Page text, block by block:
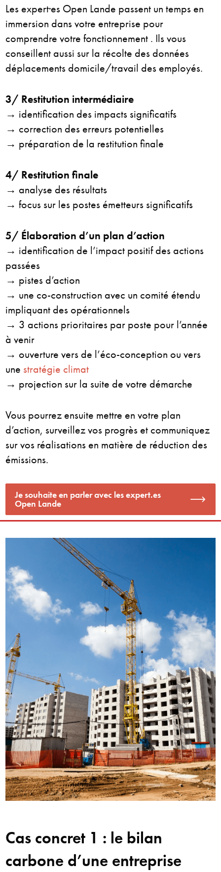
Les expert·es Open Lande passent un temps en
immersion dans votre entreprise pour
comprendre votre fonctionnement . Ils vous
conseillent aussi sur la récolte des données
déplacements domicile/travail des employés.
3/ Restitution intermédiaire
→ identification des impacts significatifs
→ correction des erreurs potentielles
→ préparation de la restitution finale
4/ Restitution finale
→ analyse des résultats
→ focus sur les postes émetteurs significatifs
5/ Élaboration d’un plan d’action
→ identification de l’impact positif des actions
passées
→ pistes d’action
→ une co-construction avec un comité étendu
impliquant des opérationnels
→ 3 actions prioritaires par poste pour l’année
à venir
→ ouverture vers de l’éco-conception ou vers
une stratégie climat
→ projection sur la suite de votre démarche
Vous pourrez ensuite mettre en votre plan
d’action, surveillez vos progrès et communiquez
sur vos réalisations en matière de réduction des
émissions.
Je souhaite en parler avec les expert.es
Open Lande
Cas concret 1 : le bilan
carbone d’une entreprise